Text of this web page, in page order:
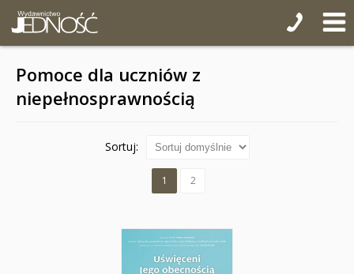
Pomoce dla uczniów z
niepełnosprawnością
Sortuj:
1 2